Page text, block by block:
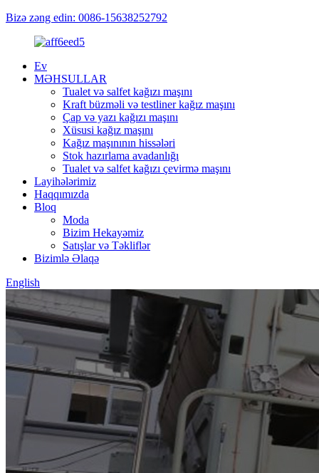
Bizə zəng edin: 0086-15638252792
Ev
MƏHSULLAR
Tualet və salfet kağızı maşını
Kraft büzməli və testliner kağız maşını
Çap və yazı kağızı maşını
Xüsusi kağız maşını
Kağız maşınının hissələri
Stok hazırlama avadanlığı
Tualet və salfet kağızı çevirmə maşını
Layihələrimiz
Haqqımızda
Bloq
Moda
Bizim Hekayəmiz
Satışlar və Təkliflər
Bizimlə Əlaqə
English